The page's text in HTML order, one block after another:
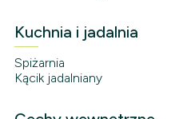
Kuchnia i jadalnia
Spiżarnia
Kącik jadalniany